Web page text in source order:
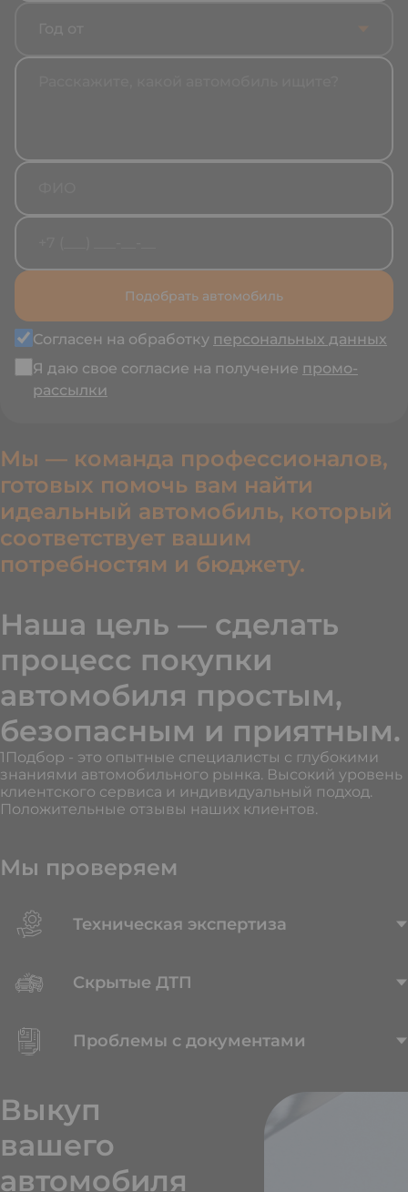
Подобрать автомобиль
Согласен на обработку персональных данных
Я даю свое согласие на получение промо-
рассылки
Мы — команда профессионалов,
готовых помочь вам найти
идеальный автомобиль, который
соответствует вашим
потребностям и бюджету.
Наша цель — сделать
процесс покупки
автомобиля простым,
безопасным и приятным.
1Подбор - это опытные специалисты с глубокими
знаниями автомобильного рынка. Высокий уровень
клиентского сервиса и индивидуальный подход.
Положительные отзывы наших клиентов.
Мы проверяем
Техническая экспертиза
Скрытые ДТП
Проблемы с документами
Выкуп
вашего
автомобиля